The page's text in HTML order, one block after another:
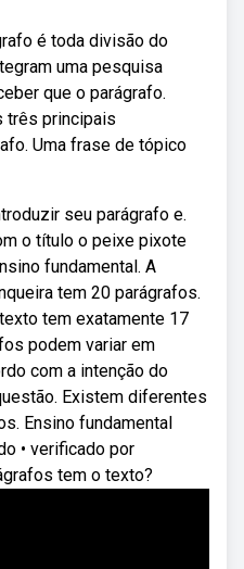
é toda divisão do
uma pesquisa
que o parágrafo.
três principais
Uma frase de tópico
seu parágrafo e.
o título o peixe pixote
fundamental. A
tem 20 parágrafos.
tem exatamente 17
podem variar em
com a intenção do
Existem diferentes
Ensino fundamental
• verificado por
tem o texto?